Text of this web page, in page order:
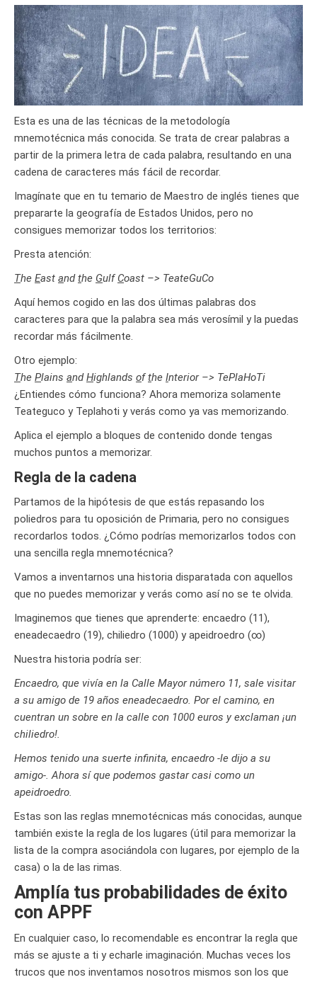
Esta es una de las técnicas de la metodología
mnemotécnica más conocida. Se trata de crear palabras a
partir de la primera letra de cada palabra, resultando en una
cadena de caracteres más fácil de recordar.
Imagínate que en tu temario de Maestro de inglés tienes que
prepararte la geografía de Estados Unidos, pero no
consigues memorizar todos los territorios:
Presta atención:
The East andthe GulfCoast –> TeateGuCo
Aquí hemos cogido en las dos últimas palabras dos
caracteres para que la palabra sea más verosímil y la puedas
recordar más fácilmente.
Otro ejemplo:
The Plains andHighlands ofthe Interior –> TePlaHoTi
¿Entiendes cómo funciona? Ahora memoriza solamente
Teateguco y Teplahoti y verás como ya vas memorizando.
Aplica el ejemplo a bloques de contenido donde tengas
muchos puntos a memorizar.
Regla de la cadena
Partamos de la hipótesis de que estás repasando los
poliedros para tu oposición de Primaria, pero no consigues
recordarlos todos. ¿Cómo podrías memorizarlos todos con
una sencilla regla mnemotécnica?
Vamos a inventarnos una historia disparatada con aquellos
que no puedes memorizar y verás como así no se te olvida.
Imaginemos que tienes que aprenderte: encaedro (11),
eneadecaedro (19), chiliedro (1000) y apeidroedro (∞)
Nuestra historia podría ser:
Encaedro, que vivía en la Calle Mayor número 11, sale visitar
a su amigo de 19 años eneadecaedro. Por el camino, en
cuentran un sobre en la calle con 1000 euros y exclaman ¡un
chiliedro!.
Hemos tenido una suerte infinita, encaedro -le dijo a su
amigo-. Ahora sí que podemos gastar casi como un
apeidroedro.
Estas son las reglas mnemotécnicas más conocidas, aunque
también existe la regla de los lugares (útil para memorizar la
lista de la compra asociándola con lugares, por ejemplo de la
casa) o la de las rimas.
Amplía tus probabilidades de éxito
con APPF
En cualquier caso, lo recomendable es encontrar la regla que
más se ajuste a ti y echarle imaginación. Muchas veces los
trucos que nos inventamos nosotros mismos son los que